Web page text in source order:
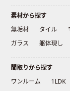
素材から探す
無垢材
タイル
ガラス
躯体現し
間取りから探す
ワンルーム
1LDK